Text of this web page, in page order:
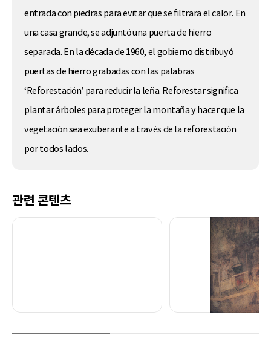
entrada con piedras para evitar que se filtrara el calor. En
una casa grande, se adjuntó una puerta de hierro
separada. En la década de 1960, el gobierno distribuyó
puertas de hierro grabadas con las palabras
‘Reforestación’ para reducir la leña. Reforestar significa
plantar árboles para proteger la montaña y hacer que la
vegetación sea exuberante a través de la reforestación
por todos lados.
관련 콘텐츠